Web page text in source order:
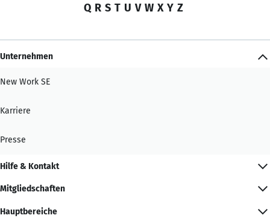
Q R S T U V W X Y Z
Unternehmen
New Work SE
Karriere
Presse
Hilfe & Kontakt
Mitgliedschaften
Hauptbereiche